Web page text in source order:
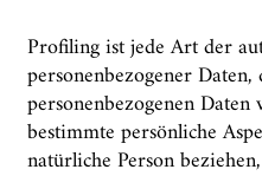
Profiling ist jede Art der
personenbezogener
personenbezogenen
bestimmte persönliche
natürliche Person